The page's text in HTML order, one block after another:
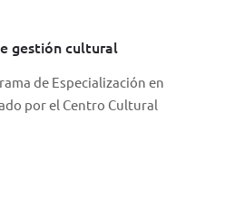
gestión cultural
de Especialización en
por el Centro Cultural